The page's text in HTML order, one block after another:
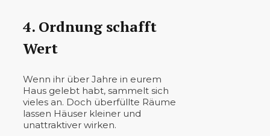
4. Ordnung schafft
Wert
Wenn ihr über Jahre in eurem
Haus gelebt habt, sammelt sich
vieles an. Doch überfüllte Räume
lassen Häuser kleiner und
unattraktiver wirken.